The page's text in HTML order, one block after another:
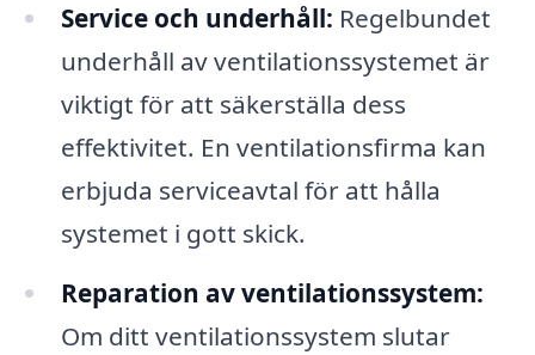
Service och underhåll: Regelbundet
underhåll av ventilationssystemet är
viktigt för att säkerställa dess
effektivitet. En ventilationsfirma kan
erbjuda serviceavtal för att hålla
systemet i gott skick.
Reparation av ventilationssystem:
Om ditt ventilationssystem slutar